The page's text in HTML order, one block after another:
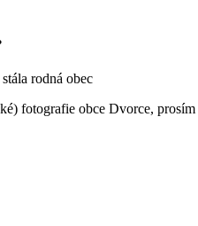
rodná obec
fotografie obce Dvorce,